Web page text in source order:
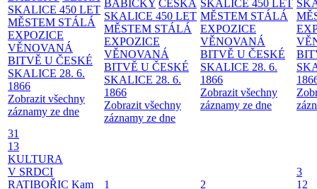
SKALICE 450 LET
MĚSTEM STÁLÁ
EXPOZICE
VĚNOVANÁ
BITVĚ U ČESKÉ
SKALICE 28. 6.
1866
Zobrazit všechny
záznamy ze dne
BABIČKY ČESKÁ
SKALICE 450 LET
MĚSTEM STÁLÁ
EXPOZICE
VĚNOVANÁ
BITVĚ U ČESKÉ
SKALICE 28. 6.
1866
Zobrazit všechny
záznamy ze dne
SKALICE 450 LET
MĚSTEM STÁLÁ
EXPOZICE
VĚNOVANÁ
BITVĚ U ČESKÉ
SKALICE 28. 6.
1866
Zobrazit všechny
záznamy ze dne
31
13
KULTURA
V SRDCI
RATIBOŘIC Kam 1 2
3
12